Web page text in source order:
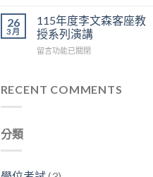
D
區
3
樓
走
的
神
經
人
生
林
容
興
副
師
嘛？」〉
稿
=
生
醫
年
暨
26
3 月
115年度李文森客座教
授系列演講
在
度
授
留言功能已關閉
RECENT COMMENTS
分類